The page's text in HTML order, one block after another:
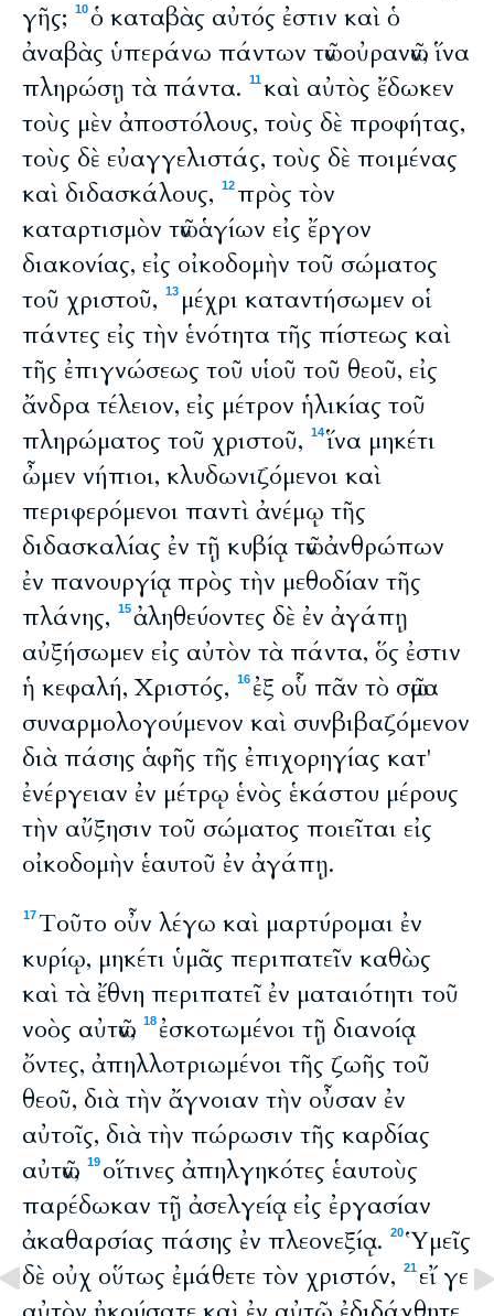
γῆς;
10ὁ καταβὰς αὐτός ἐστιν καὶ ὁ
ἀναβὰς ὑπεράνω πάντων τῶν οὐρανῶν, ἵνα
πληρώσῃ τὰ πάντα.
11καὶ αὐτὸς ἔδωκεν
τοὺς μὲν ἀποστόλους, τοὺς δὲ προφήτας,
τοὺς δὲ εὐαγγελιστάς, τοὺς δὲ ποιμένας
καὶ διδασκάλους,
12πρὸς τὸν
καταρτισμὸν τῶν ἁγίων εἰς ἔργον
διακονίας, εἰς οἰκοδομὴν τοῦ σώματος
τοῦ χριστοῦ,
13 μέχρι καταντήσωμεν οἱ
πάντες εἰς τὴν ἑνότητα τῆς πίστεως καὶ
τῆς ἐπιγνώσεως τοῦ υἱοῦ τοῦ θεοῦ, εἰς
ἄνδρα τέλειον, εἰς μέτρον ἡλικίας τοῦ
πληρώματος τοῦ χριστοῦ,
14ἵνα μηκέτι
ὦμεν νήπιοι, κλυδωνιζόμενοι καὶ
περιφερόμενοι παντὶ ἀνέμῳ τῆς
διδασκαλίας ἐν τῇ κυβίᾳ τῶν ἀνθρώπων
ἐν πανουργίᾳ πρὸς τὴν μεθοδίαν τῆς
πλάνης,
15ἀληθεύοντες δὲ ἐν ἀγάπῃ
αὐξήσωμεν εἰς αὐτὸν τὰ πάντα, ὅς ἐστιν
ἡ κεφαλή, Χριστός,
16 ἐξ οὗ πᾶν τὸ σῶμα
συναρμολογούμενον καὶ συνβιβαζόμενον
διὰ πάσης ἁφῆς τῆς ἐπιχορηγίας κατ'
ἐνέργειαν ἐν μέτρῳ ἑνὸς ἑκάστου μέρους
τὴν αὔξησιν τοῦ σώματος ποιεῖται εἰς
οἰκοδομὴν ἑαυτοῦ ἐν ἀγάπῃ.
17Τοῦτο οὖν λέγω καὶ μαρτύρομαι ἐν
κυρίῳ, μηκέτι ὑμᾶς περιπατεῖν καθὼς
καὶ τὰ ἔθνη περιπατεῖ ἐν ματαιότητι τοῦ
νοὸς αὐτῶν, 18 ἐσκοτωμένοι τῇ διανοίᾳ
ὄντες, ἀπηλλοτριωμένοι τῆς ζωῆς τοῦ
θεοῦ, διὰ τὴν ἄγνοιαν τὴν οὖσαν ἐν
αὐτοῖς, διὰ τὴν πώρωσιν τῆς καρδίας
αὐτῶν, 19 οἵτινες ἀπηλγηκότες ἑαυτοὺς
παρέδωκαν τῇ ἀσελγείᾳ εἰς ἐργασίαν
ἀκαθαρσίας πάσης ἐν πλεονεξίᾳ.
20Ὑμεῖς
δὲ οὐχ οὕτως ἐμάθετε τὸν χριστόν,
21 εἴ γε